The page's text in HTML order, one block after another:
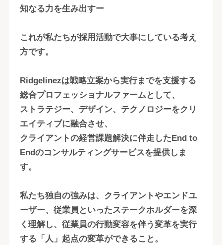
知なる力を生み出すー
これが私たちが採用活動で大事にしている考え
方です。
Ridgelinezは戦略立案から実行までを支援する
総合プロフェッショナルファームとして、
ストラテジー、デザイン、テクノロジーをクリ
エイティブに融合させ、
クライアントの経営課題解決に伴走したEnd to
Endのコンサルティングサービスを提供しま
す。
私たち独自の強みは、クライアントやエンドユ
ーザー、従業員といったステークホルダーを深
く理解し、従業員の行動変容を伴う変革を実行
する「人」起点の変革ができること。